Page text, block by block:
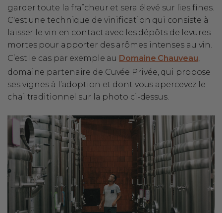
garder toute la fraîcheur et sera élevé sur lies fines.
C'est une technique de vinification qui consiste à
laisser le vin en contact avec les dépôts de levures
mortes pour apporter des arômes intenses au vin.
C’est le cas par exemple au Domaine Chauveau,
domaine partenaire de Cuvée Privée, qui propose
ses vignes à l’adoption et dont vous apercevez le
chai traditionnel sur la photo ci-dessus.